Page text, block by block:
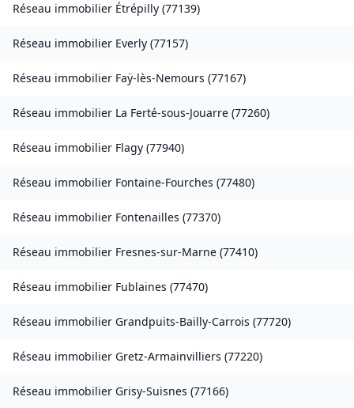
Réseau immobilier Étrépilly (77139)
Réseau immobilier Everly (77157)
Réseau immobilier Faÿ-lès-Nemours (77167)
Réseau immobilier La Ferté-sous-Jouarre (77260)
Réseau immobilier Flagy (77940)
Réseau immobilier Fontaine-Fourches (77480)
Réseau immobilier Fontenailles (77370)
Réseau immobilier Fresnes-sur-Marne (77410)
Réseau immobilier Fublaines (77470)
Réseau immobilier Grandpuits-Bailly-Carrois (77720)
Réseau immobilier Gretz-Armainvilliers (77220)
Réseau immobilier Grisy-Suisnes (77166)